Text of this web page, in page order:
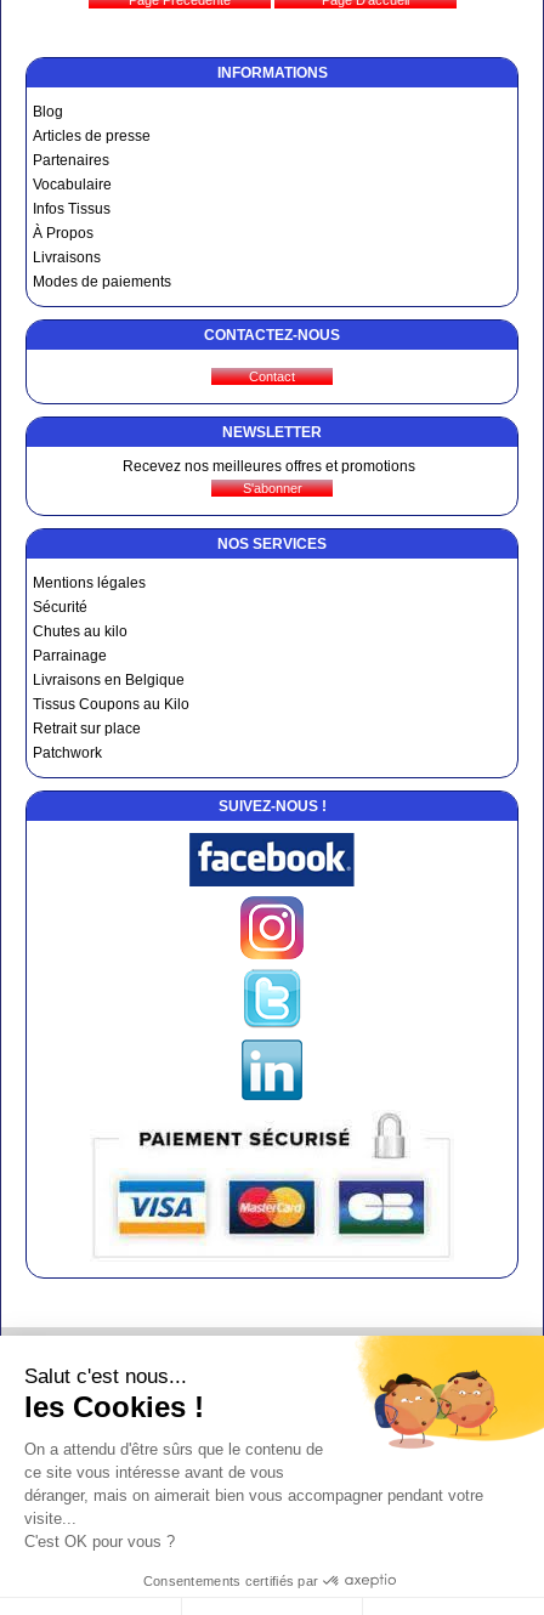
INFORMATIONS
Blog
Articles de presse
Partenaires
Vocabulaire
Infos Tissus
À Propos
Livraisons
Modes de paiements
CONTACTEZ-NOUS
NEWSLETTER
Recevez nos meilleures offres et promotions
NOS SERVICES
Mentions légales
Sécurité
Chutes au kilo
Parrainage
Livraisons en Belgique
Tissus Coupons au Kilo
Retrait sur place
Patchwork
SUIVEZ-NOUS !
Mentions légales
Y-Proximité / Aliénor.net
Salut c'est nous...
les Cookies !
On a attendu d'être sûrs que le contenu de
ce site vous intéresse avant de vous
déranger, mais on aimerait bien vous accompagner pendant votre
visite...
C'est OK pour vous ?
Consentements certifiés par